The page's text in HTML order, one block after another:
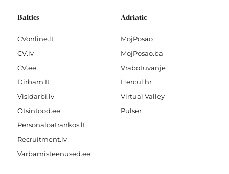
Baltics
CVonline.lt
CV.lv
CV.ee
Dirbam.It
Visidarbi.lv
Otsintood.ee
Personaloatrankos.lt
Recruitment.lv
Varbamisteenused.ee
Adriatic
MojPosao
MojPosao.ba
Vrabotuvanje
Hercul.hr
Virtual Valley
Pulser